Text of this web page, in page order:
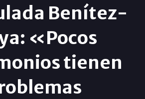
Benítez-
«Pocos
tienen